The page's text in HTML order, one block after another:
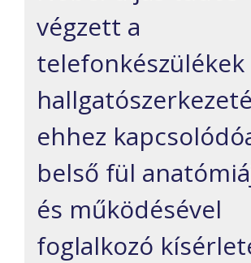
végzett a
telefonkészülékek
ehhez
belső fül
és működésével
foglalkozó